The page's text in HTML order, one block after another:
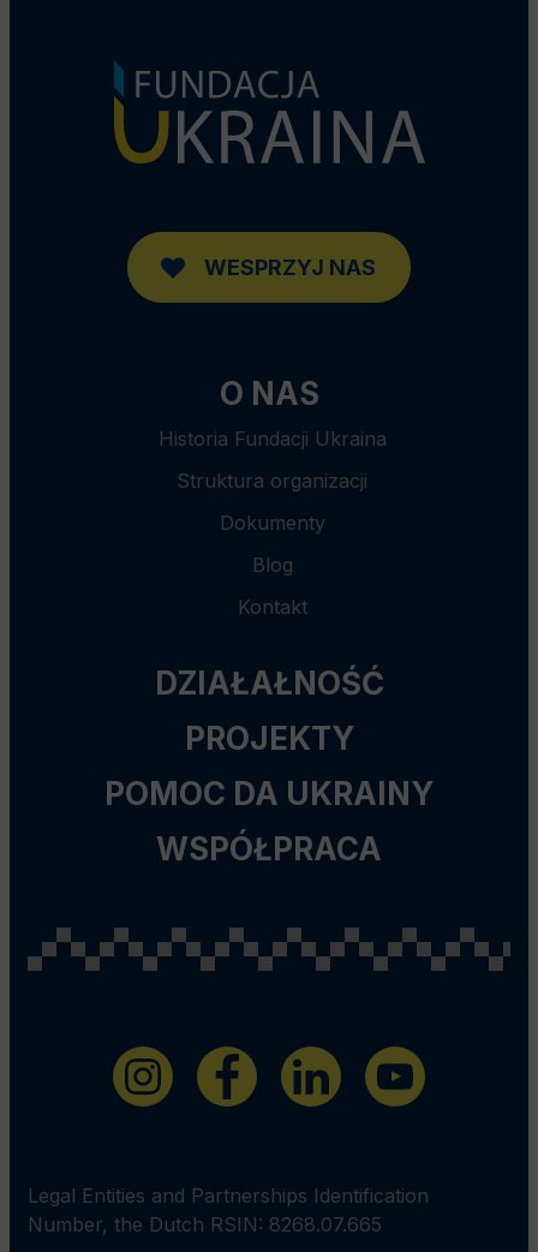
WESPRZYJ NAS
O NAS
Historia Fundacji Ukraina
Struktura organizacji
Dokumenty
Blog
Kontakt
DZIAŁAŁNOŚĆ
PROJEKTY
POMOC DA UKRAINY
WSPÓŁPRACA
Legal Entities and Partnerships Identification
Number, the Dutch RSIN: 8268.07.665